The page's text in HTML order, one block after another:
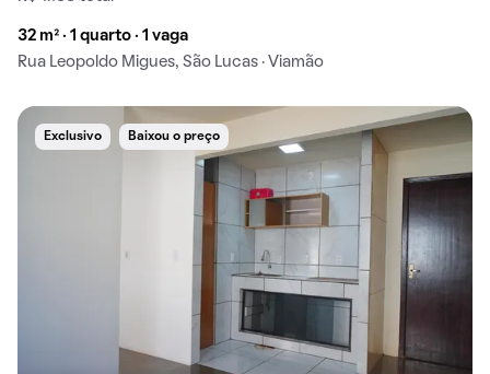
32 m² · 1 quarto · 1 vaga
Rua Leopoldo Migues, São Lucas · Viamão
Exclusivo Baixou o preço